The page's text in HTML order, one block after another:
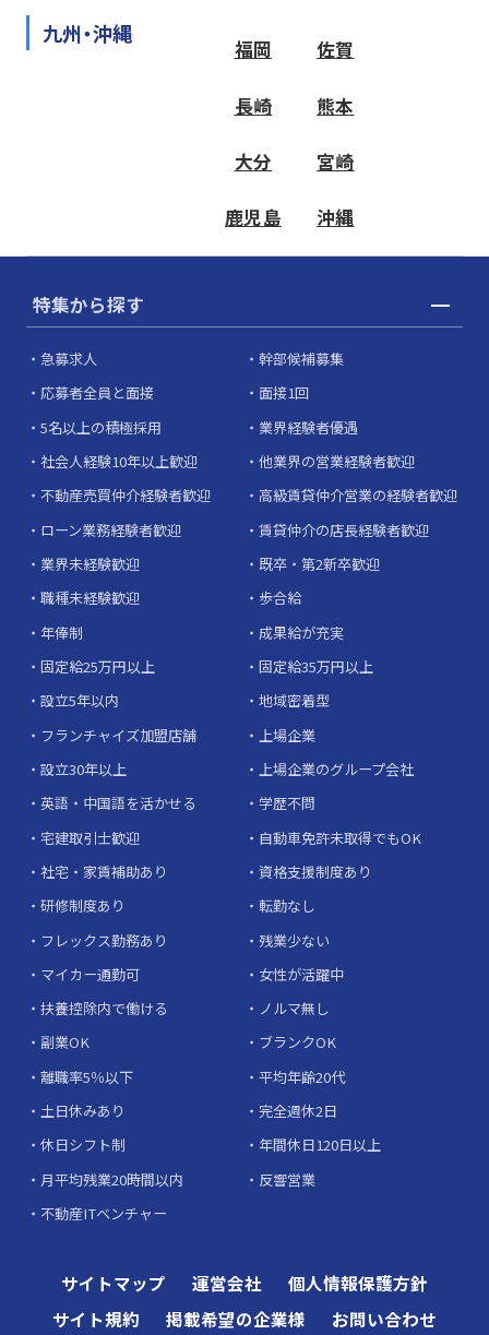
九州・沖縄
福岡 佐賀
長崎 熊本
大分 宮崎
鹿児島 沖縄
特集から探す
急募求人
幹部候補募集
応募者全員と面接
面接1回
5名以上の積極採用
業界経験者優遇
社会人経験10年以上歓迎
他業界の営業経験者歓迎
不動産売買仲介経験者歓迎
高級賃貸仲介営業の経験者歓迎
ローン業務経験者歓迎
賃貸仲介の店長経験者歓迎
業界未経験歓迎
既卒・第2新卒歓迎
職種未経験歓迎
歩合給
年俸制
成果給が充実
固定給25万円以上
固定給35万円以上
設立5年以内
地域密着型
フランチャイズ加盟店舗
上場企業
設立30年以上
上場企業のグループ会社
英語・中国語を活かせる
学歴不問
宅建取引士歓迎
自動車免許未取得でもOK
社宅・家賃補助あり
資格支援制度あり
研修制度あり
転勤なし
フレックス勤務あり
残業少ない
マイカー通勤可
女性が活躍中
扶養控除内で働ける
ノルマ無し
副業OK
ブランクOK
離職率5％以下
平均年齢20代
土日休みあり
完全週休2日
休日シフト制
年間休日120日以上
月平均残業20時間以内
反響営業
不動産ITベンチャー
サイトマップ 運営会社
個人情報保護方針
サイト規約
掲載希望の企業様 お問い合わせ